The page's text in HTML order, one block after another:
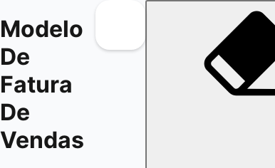
Modelo
De
Fatura
De
Vendas